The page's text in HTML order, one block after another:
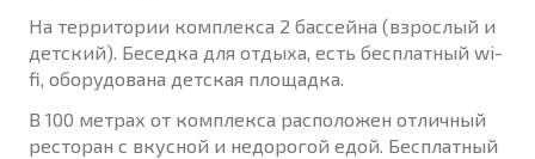
На территории комплекса 2 бассейна (взрослый и
детский). Беседка для отдыха, есть бесплатный wi-
fi, оборудована детская площадка.
В 100 метрах от комплекса расположен отличный
ресторан с вкусной и недорогой едой. Бесплатный